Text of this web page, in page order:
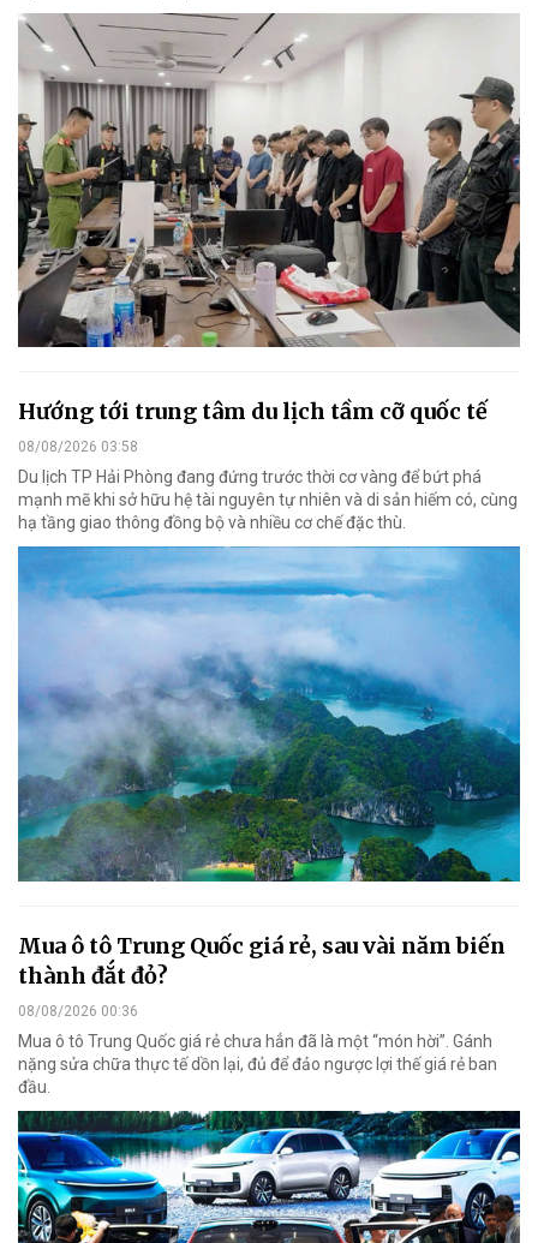
Hướng tới trung tâm du lịch tầm cỡ quốc tế
08/08/2026 03:58
Du lịch TP Hải Phòng đang đứng trước thời cơ vàng để bứt phá
mạnh mẽ khi sở hữu hệ tài nguyên tự nhiên và di sản hiếm có, cùng
hạ tầng giao thông đồng bộ và nhiều cơ chế đặc thù.
Mua ô tô Trung Quốc giá rẻ, sau vài năm biến
thành đắt đỏ?
08/08/2026 00:36
Mua ô tô Trung Quốc giá rẻ chưa hẳn đã là một “món hời”. Gánh
nặng sửa chữa thực tế dồn lại, đủ để đảo ngược lợi thế giá rẻ ban
đầu.